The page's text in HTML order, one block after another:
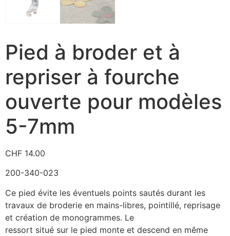
Pied à broder et à
repriser à fourche
ouverte pour modèles
5-7mm
CHF 14.00
200-340-023
Ce pied évite les éventuels points sautés durant les
travaux de broderie en mains-libres, pointillé, reprisage
et création de monogrammes. Le
ressort situé sur le pied monte et descend en même